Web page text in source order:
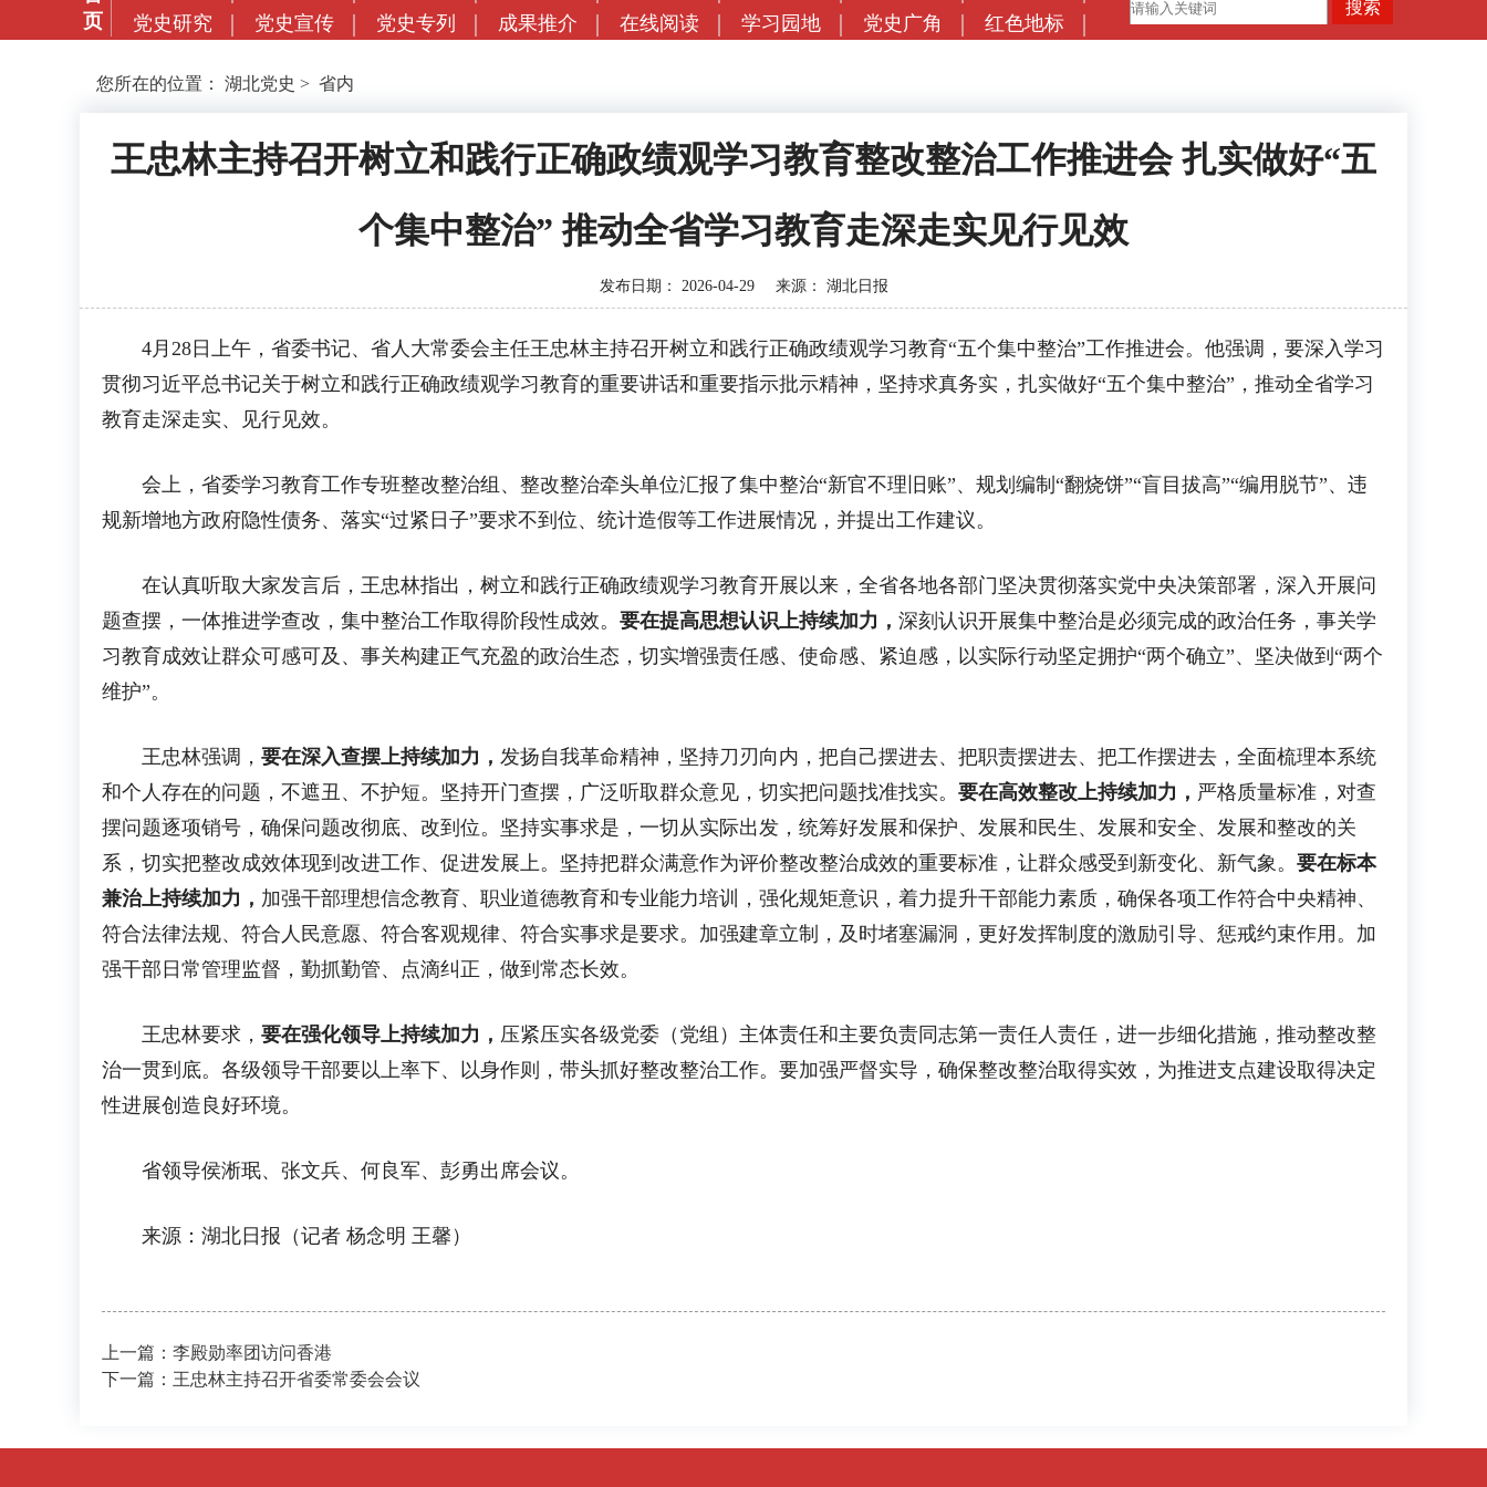
页
党史研究
党史宣传 党史专列 成果推介 在线阅读 学习园地 党史广角 红色地标
您所在的位置： 湖北党史 > 省内
王忠林主持召开树立和践行正确政绩观学习教育整改整治工作推进会 扎实做好“五
个集中整治” 推动全省学习教育走深走实见行见效
发布日期： 2026-04-29 来源： 湖北日报
4月28日上午，省委书记、省人大常委会主任王忠林主持召开树立和践行正确政绩观学习教育“五个集中整治”工作推进会。他强调，要深入学习
贯彻习近平总书记关于树立和践行正确政绩观学习教育的重要讲话和重要指示批示精神，坚持求真务实，扎实做好“五个集中整治”，推动全省学习
教育走深走实、见行见效。
会上，省委学习教育工作专班整改整治组、整改整治牵头单位汇报了集中整治“新官不理旧账”、规划编制“翻烧饼”“盲目拔高”“编用脱节”、违
规新增地方政府隐性债务、落实“过紧日子”要求不到位、统计造假等工作进展情况，并提出工作建议。
在认真听取大家发言后，王忠林指出，树立和践行正确政绩观学习教育开展以来，全省各地各部门坚决贯彻落实党中央决策部署，深入开展问
题查摆，一体推进学查改，集中整治工作取得阶段性成效。 要在提高思想认识上持续加力， 深刻认识开展集中整治是必须完成的政治任务，事关学
习教育成效让群众可感可及、事关构建正气充盈的政治生态，切实增强责任感、使命感、紧迫感，以实际行动坚定拥护“两个确立”、坚决做到“两个
维护”。
王忠林强调， 要在深入查摆上持续加力， 发扬自我革命精神，坚持刀刃向内，把自己摆进去、把职责摆进去、把工作摆进去，全面梳理本系统
和个人存在的问题，不遮丑、不护短。坚持开门查摆，广泛听取群众意见，切实把问题找准找实。 要在高效整改上持续加力， 严格质量标准，对查
摆问题逐项销号，确保问题改彻底、改到位。坚持实事求是，一切从实际出发，统筹好发展和保护、发展和民生、发展和安全、发展和整改的关
系，切实把整改成效体现到改进工作、促进发展上。坚持把群众满意作为评价整改整治成效的重要标准，让群众感受到新变化、新气象。 要在标本
兼治上持续加力， 加强干部理想信念教育、职业道德教育和专业能力培训，强化规矩意识，着力提升干部能力素质，确保各项工作符合中央精神、
符合法律法规、符合人民意愿、符合客观规律、符合实事求是要求。加强建章立制，及时堵塞漏洞，更好发挥制度的激励引导、惩戒约束作用。加
强干部日常管理监督，勤抓勤管、点滴纠正，做到常态长效。
王忠林要求， 要在强化领导上持续加力， 压紧压实各级党委（党组）主体责任和主要负责同志第一责任人责任，进一步细化措施，推动整改整
治一贯到底。各级领导干部要以上率下、以身作则，带头抓好整改整治工作。要加强严督实导，确保整改整治取得实效，为推进支点建设取得决定
性进展创造良好环境。
省领导侯淅珉、张文兵、何良军、彭勇出席会议。
来源：湖北日报（记者 杨念明 王馨）
上一篇：李殿勋率团访问香港
下一篇：王忠林主持召开省委常委会会议